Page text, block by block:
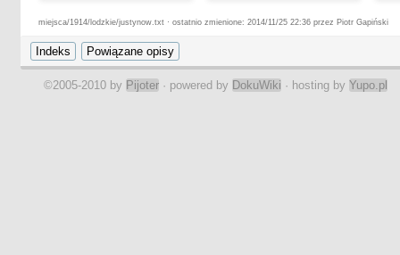
miejsca/1914/lodzkie/justynow.txt · ostatnio zmienione: 2014/11/25 22:36 przez Piotr Gapiński
©2005-2010 by Pijoter · powered by DokuWiki · hosting by Yupo.pl